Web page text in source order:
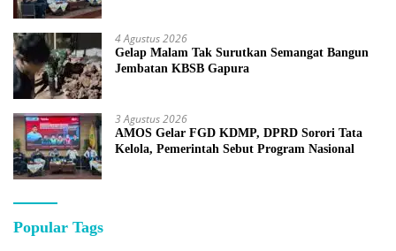
4 Agustus 2026
Gelap Malam Tak Surutkan Semangat Bangun
Jembatan KBSB Gapura
3 Agustus 2026
AMOS Gelar FGD KDMP, DPRD Sorori Tata
Kelola, Pemerintah Sebut Program Nasional
Popular Tags